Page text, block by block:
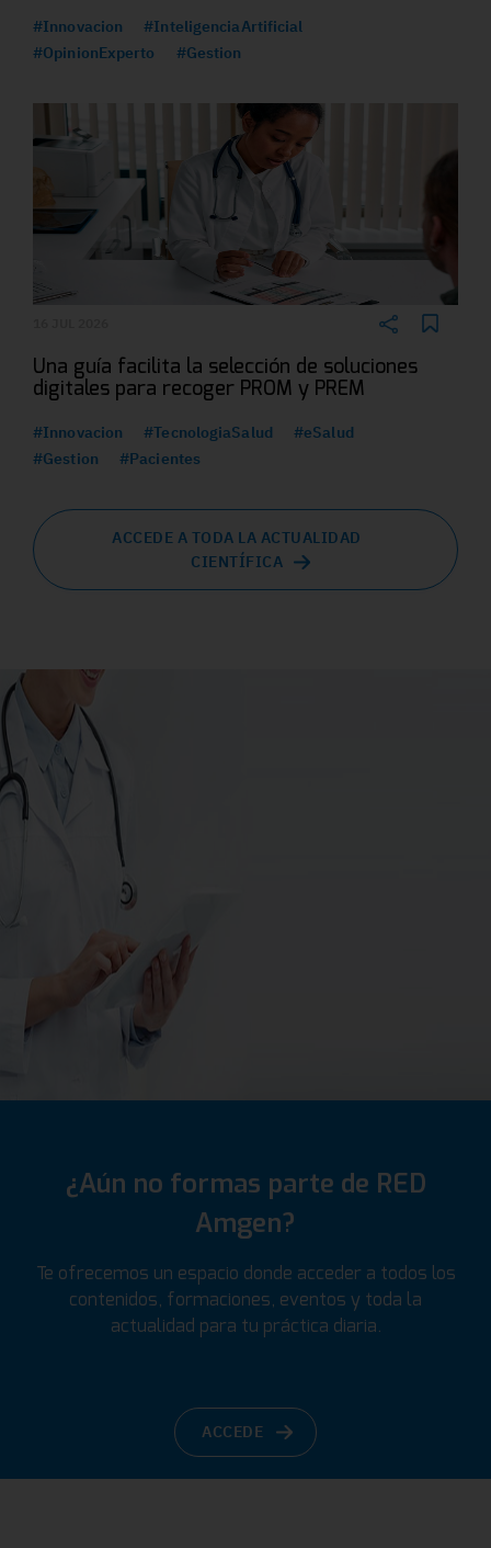
#Innovacion
#InteligenciaArtificial
#OpinionExperto
#Gestion
Una guía facilita la selección de soluciones
digitales para recoger PROM y PREM
#Innovacion #TecnologiaSalud
#eSalud
#Gestion
#Pacientes
ACCEDE A TODA LA ACTUALIDAD
CIENTÍFICA
¿Aún no formas parte de RED
Amgen?
Te ofrecemos un espacio donde acceder a todos los
contenidos, formaciones, eventos y toda la
actualidad para tu práctica diaria.
ACCEDE